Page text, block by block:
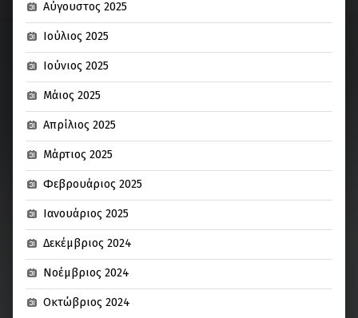
Αύγουστος 2025
Ιούλιος 2025
Ιούνιος 2025
Μάιος 2025
Απρίλιος 2025
Μάρτιος 2025
Φεβρουάριος 2025
Ιανουάριος 2025
Δεκέμβριος 2024
Νοέμβριος 2024
Οκτώβριος 2024